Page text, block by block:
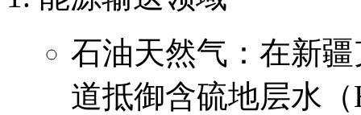
石油天然气：在新
道抵御含硫地层水（